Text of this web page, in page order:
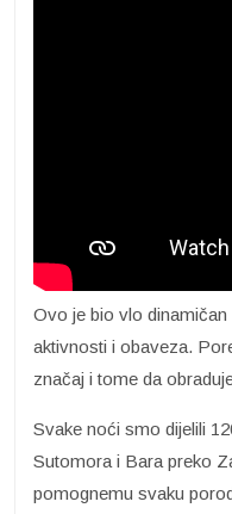
Ovo je bio vlo
aktivnosti i obaveza.
značaj i tome da
Svake noći smo dijelili
Sutomora i Bara preko
pomognemu svaku